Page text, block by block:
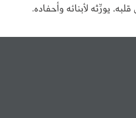
يورِّثه لأبنائه وأحفاده.